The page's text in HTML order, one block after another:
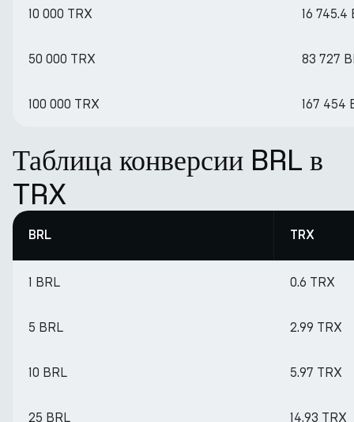
10 000 TRX 16 745.4
50 000 TRX 83 727
100 000 TRX 167 454
Таблица конверсии BRL в
TRX
BRL TRX
1 BRL 0.6 TRX
5 BRL 2.99 TRX
10 BRL 5.97 TRX
25 BRL 14.93 TRX